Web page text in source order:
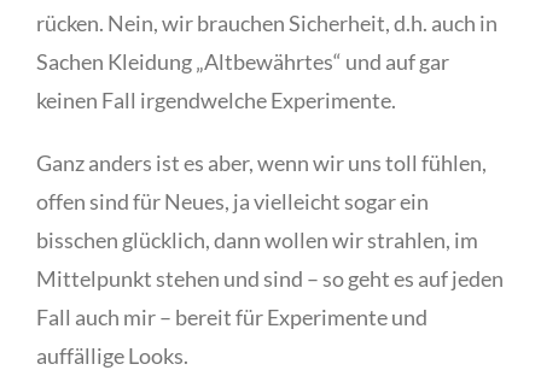
rücken. Nein, wir brauchen Sicherheit, d.h. auch in
Sachen Kleidung „Altbewährtes“ und auf gar
keinen Fall irgendwelche Experimente.
Ganz anders ist es aber, wenn wir uns toll fühlen,
offen sind für Neues, ja vielleicht sogar ein
bisschen glücklich, dann wollen wir strahlen, im
Mittelpunkt stehen und sind – so geht es auf jeden
Fall auch mir – bereit für Experimente und
auffällige Looks.